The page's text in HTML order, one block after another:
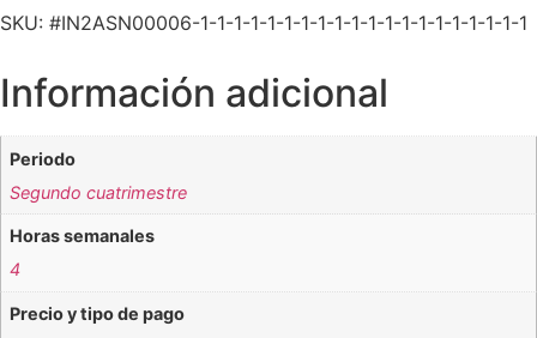
SKU: #IN2ASN00006-1-1-1-1-1-1-1-1-1-1-1-1-1-1-1-1-1-1-1-1
Información adicional
Periodo
Segundo cuatrimestre
Horas semanales
4
Precio y tipo de pago